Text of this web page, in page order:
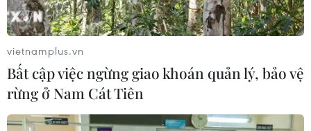
vietnamplus.vn
Bất cập việc ngừng giao khoán quản lý, bảo vệ
rừng ở Nam Cát Tiên